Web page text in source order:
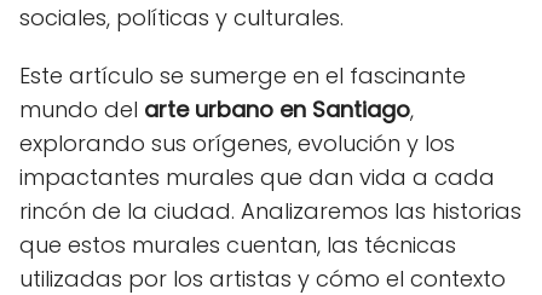
sociales, políticas y culturales.
Este artículo se sumerge en el fascinante
mundo del arte urbano en Santiago,
explorando sus orígenes, evolución y los
impactantes murales que dan vida a cada
rincón de la ciudad. Analizaremos las historias
que estos murales cuentan, las técnicas
utilizadas por los artistas y cómo el contexto